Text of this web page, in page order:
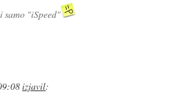
samo "iSpeed"
izjavil: